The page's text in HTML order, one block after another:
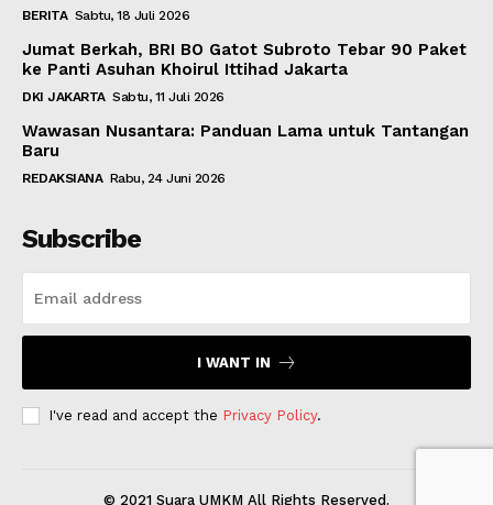
BERITA Sabtu, 18 Juli 2026
Jumat Berkah, BRI BO Gatot Subroto Tebar 90 Paket
ke Panti Asuhan Khoirul Ittihad Jakarta
DKI JAKARTA Sabtu, 11 Juli 2026
Wawasan Nusantara: Panduan Lama untuk Tantangan
Baru
REDAKSIANA Rabu, 24 Juni 2026
Subscribe
I WANT IN
I've read and accept the Privacy Policy.
© 2021 Suara UMKM All Rights Reserved.